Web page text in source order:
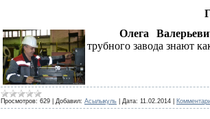
Олега
трубного завода знают
Просмотров: 629 Добавил: Асылыкуль Дата: 11.02.2014